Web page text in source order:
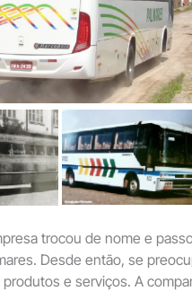
trocou de nome e
Desde então, se
e serviços. A